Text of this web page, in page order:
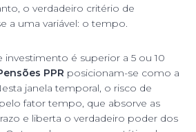
o verdadeiro critério de
a uma variável: o tempo.
investimento é superior a 5 ou 10
PPR posicionam-se como a
janela temporal, o risco de
fator tempo, que absorve as
e liberta o verdadeiro poder dos